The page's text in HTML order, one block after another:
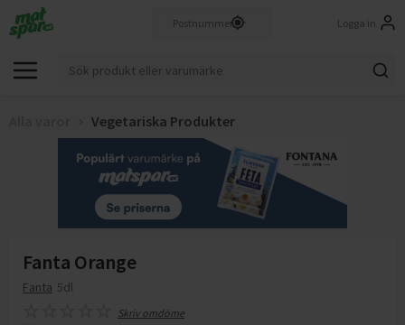
Logga in
Vegetariska Produkter
Fanta Orange
Fanta 5dl
Skriv omdöme